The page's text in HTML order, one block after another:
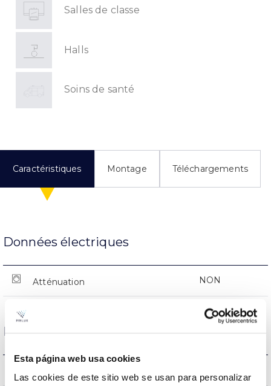
Esta página web usa cookies
Las cookies de este sitio web se usan para personalizar
Salles de classe
Halls
Soins de santé
Caractéristiques Montage Téléchargements
Données électriques
Atténuation NON
Dimensions et montage
Dimensions